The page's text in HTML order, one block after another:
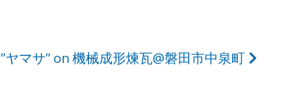
”ヤマサ” on 機械成形煉瓦@磐田市中泉町